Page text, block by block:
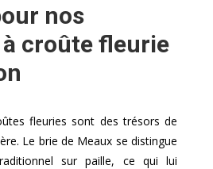
nos
croûte fleurie
fleuries sont des trésors de
Le brie de Meaux se distingue
sur paille, ce qui lui